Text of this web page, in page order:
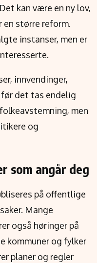
kan være en ny lov,
større reform.
instanser, men er
innvendinger,
det tas endelig
men
og
som angår deg
på offentlige
Mange
også høringer på
kommuner og fylker
planer og regler